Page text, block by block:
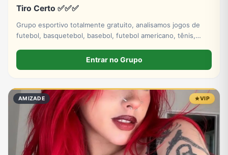
Outros Política
Receitas Redes Sociais Religião Shitpost
Tecnologia TV Vagas de Empregos
Tiro Certo ✅✅✅
Grupo esportivo totalmente gratuito, analisamos jogos de
futebol, basquetebol, basebol, futebol americano, tênis,
Entrar no Grupo
AMIZADE VIP